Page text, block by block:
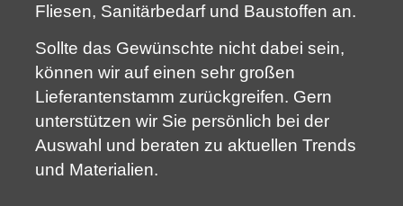
Fliesen, Sanitärbedarf und Baustoffen an.
Sollte das Gewünschte nicht dabei sein,
können wir auf einen sehr großen
Lieferantenstamm zurückgreifen. Gern
unterstützen wir Sie persönlich bei der
Auswahl und beraten zu aktuellen Trends
und Materialien.